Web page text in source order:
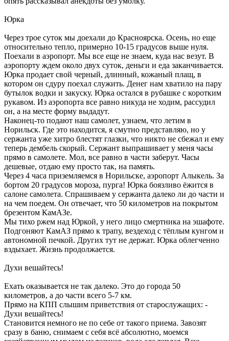
Юрка
Через трое суток мы доехали до Красноярска. Осень, но еще
относительно тепло, примерно 10-15 градусов выше нуля.
Поехали в аэропорт. Мы все еще не знаем, куда нас везут. В
аэропорту ждем около двух суток, деньги и еда заканчивается.
Юрка продает свой черный, длинный, кожаный плащ, в
котором он сдуру поехал служить. Денег нам хватило на пару
бутылок водки и закуску. Юрка остался в рубашке с коротким
рукавом. Из аэропорта все равно никуда не ходим, рассудил
он, а на месте форму выдадут.
Наконец-то подают наш самолет, узнаем, что летим в
Норильск. Где это находится, я смутно представляю, но у
сержанта уже хитро блестят глазки, что никто не сбежал и ему
теперь дембель скорый. Сержант выпрашивает у меня часы
прямо в самолете. Мол, все равно в части заберут. Часы
дешевые, отдаю ему просто так, на память.
Через 4 часа приземляемся в Норильске, аэропорт Алыкель. За
бортом 20 градусов мороза, пурга! Юрка боязливо ёжится в
салоне самолета. Спрашиваем у сержанта далеко ли до части и
на чем поедем. Он отвечает, что 50 километров на покрытом
брезентом КамАЗе.
Мы тихо ржем над Юркой, у него лицо смертника на эшафоте.
Подгоняют КамАЗ прямо к трапу, вездеход с тёплым кунгом и
автономной печкой. Других тут не держат. Юрка облегченно
вздыхает. Жизнь продолжается.
Духи вешайтесь!
Ехать оказывается не так далеко. Это до города 50
километров, а до части всего 5-7 км.
Прямо на КПП слышим приветствия от старослужащих: -
Духи вешайтесь!
Становится немного не по себе от такого приема. Завозят
сразу в баню, снимаем с себя всё абсолютно, моемся